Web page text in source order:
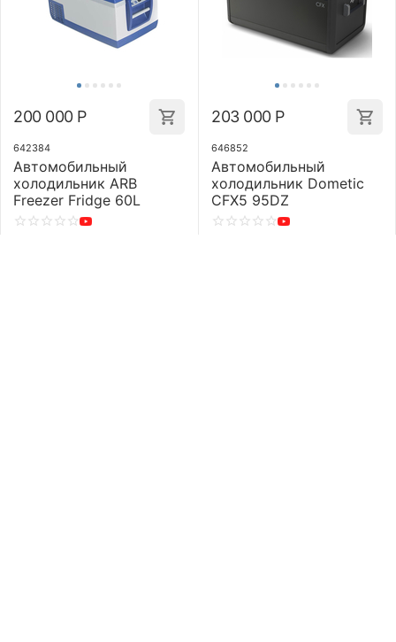
200 000 Р
642384
Автомобильный
холодильник ARB
Freezer Fridge 60L
203 000 Р
646852
Автомобильный
холодильник Dometic
CFX5 95DZ